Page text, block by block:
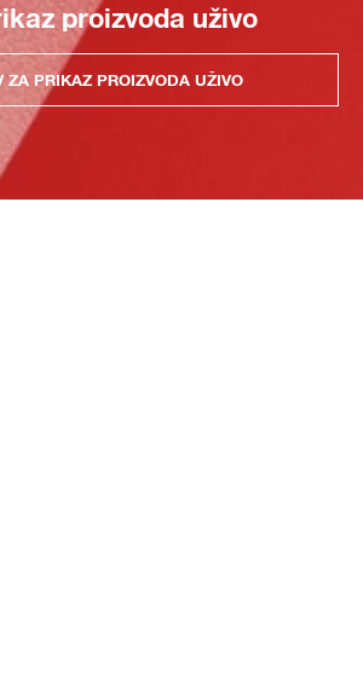
proizvoda uživo
ZA PRIKAZ PROIZVODA UŽIVO